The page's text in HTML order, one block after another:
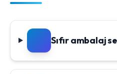
Sıfır ambalaj